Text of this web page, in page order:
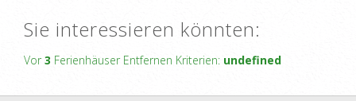
Sie interessieren könnten:
Vor 3 Ferienhäuser Entfernen Kriterien: undefined